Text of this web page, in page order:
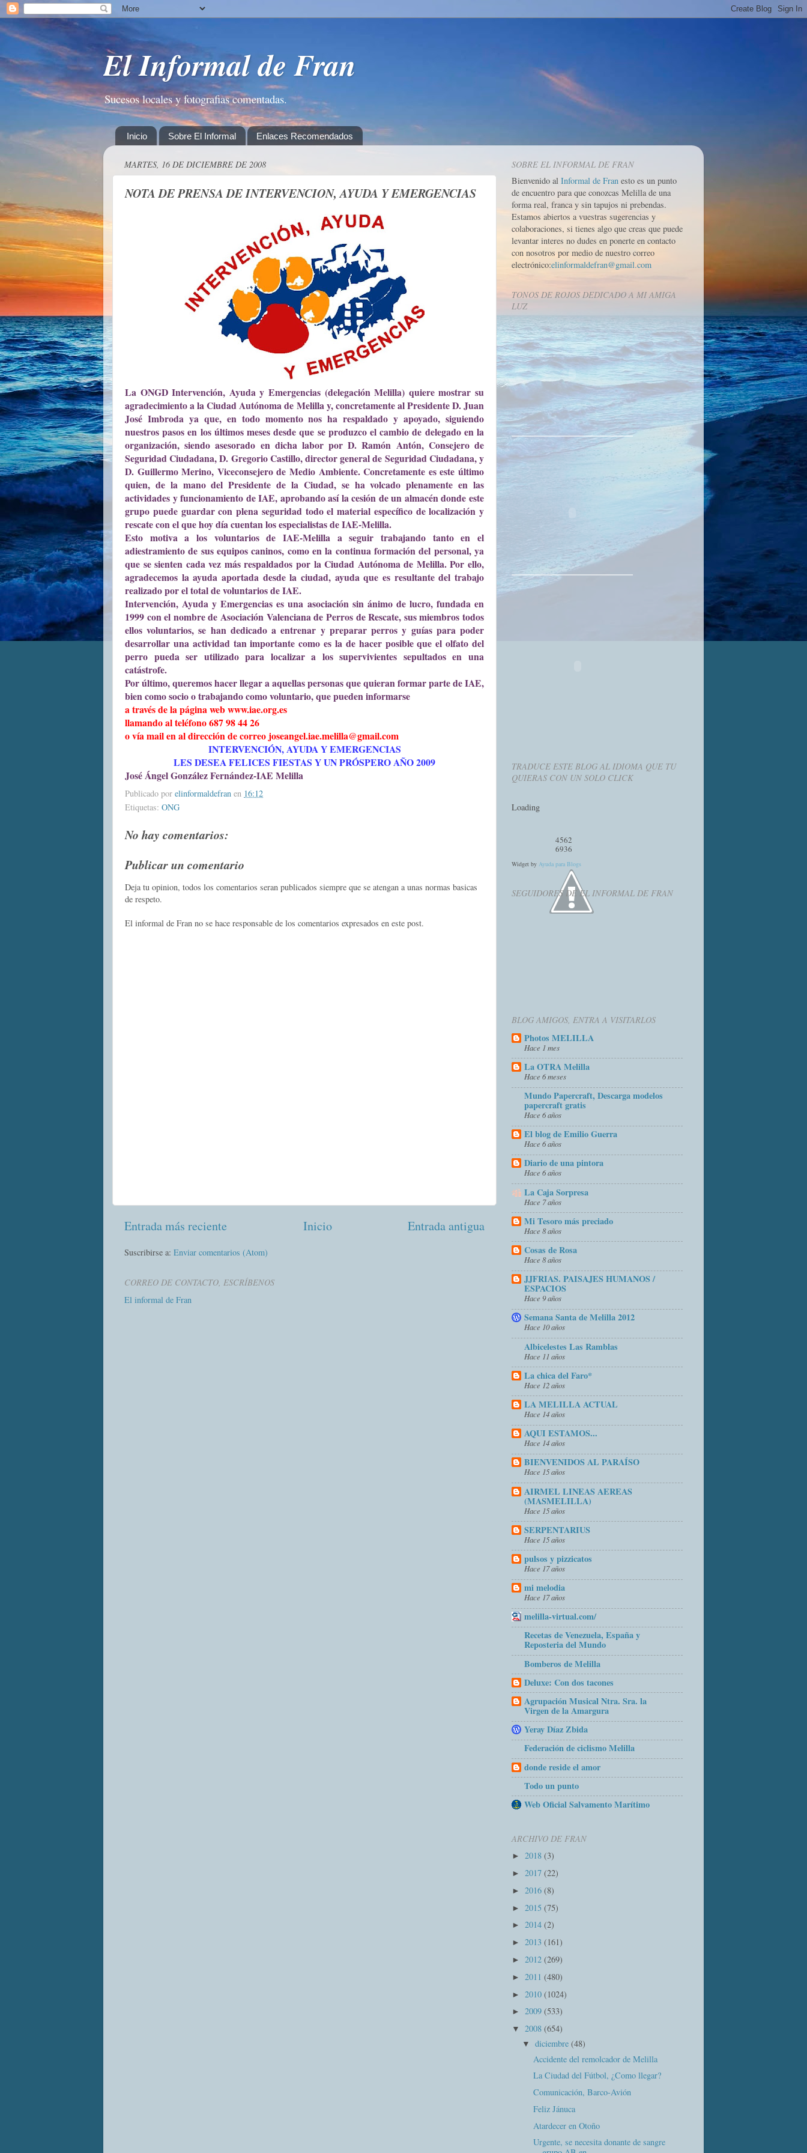
El Informal de Fran
Sucesos locales y fotografias comentadas.
Inicio Sobre El Informal Enlaces Recomendados
MARTES, 16 DE DICIEMBRE DE 2008
NOTA DE PRENSA DE INTERVENCION, AYUDA Y EMERGENCIAS
La ONGD Intervención, Ayuda y Emergencias (delegación Melilla) quiere mostrar su
agradecimiento a la Ciudad Autónoma de Melilla y, concretamente al Presidente D. Juan
José Imbroda ya que, en todo momento nos ha respaldado y apoyado, siguiendo
nuestros pasos en los últimos meses desde que se produzco el cambio de delegado en la
organización, siendo asesorado en dicha labor por D. Ramón Antón, Consejero de
Seguridad Ciudadana, D. Gregorio Castillo, director general de Seguridad Ciudadana, y
D. Guillermo Merino, Viceconsejero de Medio Ambiente. Concretamente es este último
quien, de la mano del Presidente de la Ciudad, se ha volcado plenamente en las
actividades y funcionamiento de IAE, aprobando así la cesión de un almacén donde este
grupo puede guardar con plena seguridad todo el material específico de localización y
rescate con el que hoy día cuentan los especialistas de IAE-Melilla.
Esto motiva a los voluntarios de IAE-Melilla a seguir trabajando tanto en el
adiestramiento de sus equipos caninos, como en la continua formación del personal, ya
que se sienten cada vez más respaldados por la Ciudad Autónoma de Melilla. Por ello,
agradecemos la ayuda aportada desde la ciudad, ayuda que es resultante del trabajo
realizado por el total de voluntarios de IAE.
Intervención, Ayuda y Emergencias es una asociación sin ánimo de lucro, fundada en
1999 con el nombre de Asociación Valenciana de Perros de Rescate, sus miembros todos
ellos voluntarios, se han dedicado a entrenar y preparar perros y guías para poder
desarrollar una actividad tan importante como es la de hacer posible que el olfato del
perro pueda ser utilizado para localizar a los supervivientes sepultados en una
catástrofe.
Por último, queremos hacer llegar a aquellas personas que quieran formar parte de IAE,
bien como socio o trabajando como voluntario, que pueden informarse
a través de la página web www.iae.org.es
llamando al teléfono 687 98 44 26
o vía mail en al dirección de correo joseangel.iae.melilla@gmail.com
INTERVENCIÓN, AYUDA Y EMERGENCIAS
LES DESEA FELICES FIESTAS Y UN PRÓSPERO AÑO 2009
José Ángel González Fernández-IAE Melilla
Publicado por elinformaldefran en 16:12
Etiquetas: ONG
No hay comentarios:
Publicar un comentario
Deja tu opinion, todos los comentarios seran publicados siempre que se atengan a unas normas basicas
de respeto.
El informal de Fran no se hace responsable de los comentarios expresados en este post.
Entrada más reciente Entrada antigua
Inicio
Suscribirse a: Enviar comentarios (Atom)
CORREO DE CONTACTO, ESCRÍBENOS
El informal de Fran
SOBRE EL INFORMAL DE FRAN
Bienvenido al Informal de Fran esto es un punto
de encuentro para que conozcas Melilla de una
forma real, franca y sin tapujos ni prebendas.
Estamos abiertos a vuestras sugerencias y
colaboraciones, si tienes algo que creas que puede
levantar interes no dudes en ponerte en contacto
con nosotros por medio de nuestro correo
electrónico:elinformaldefran@gmail.com
TONOS DE ROJOS DEDICADO A MI AMIGA
LUZ
TRADUCE ESTE BLOG AL IDIOMA QUE TU
QUIERAS CON UN SOLO CLICK
Loading
4562
6936
Widget by Ayuda para Blogs
SEGUIDORES DE EL INFORMAL DE FRAN
BLOG AMIGOS, ENTRA A VISITARLOS
Photos MELILLA
Hace 1 mes
La OTRA Melilla
Hace 6 meses
Mundo Papercraft, Descarga modelos
papercraft gratis
Hace 6 años
El blog de Emilio Guerra
Hace 6 años
Diario de una pintora
Hace 6 años
La Caja Sorpresa
Hace 7 años
Mi Tesoro más preciado
Hace 8 años
Cosas de Rosa
Hace 8 años
JJFRIAS. PAISAJES HUMANOS /
ESPACIOS
Hace 9 años
Semana Santa de Melilla 2012
Hace 10 años
Albicelestes Las Ramblas
Hace 11 años
La chica del Faro*
Hace 12 años
LA MELILLA ACTUAL
Hace 14 años
AQUI ESTAMOS...
Hace 14 años
BIENVENIDOS AL PARAÍSO
Hace 15 años
AIRMEL LINEAS AEREAS
(MASMELILLA)
Hace 15 años
SERPENTARIUS
Hace 15 años
pulsos y pizzicatos
Hace 17 años
mi melodia
Hace 17 años
melilla-virtual.com/
Recetas de Venezuela, España y
Reposteria del Mundo
Bomberos de Melilla
Deluxe: Con dos tacones
Agrupación Musical Ntra. Sra. la
Virgen de la Amargura
Yeray Díaz Zbida
Federación de ciclismo Melilla
donde reside el amor
Todo un punto
Web Oficial Salvamento Marítimo
ARCHIVO DE FRAN
► 2018 (3)
► 2017 (22)
► 2016 (8)
► 2015 (75)
► 2014 (2)
► 2013 (161)
► 2012 (269)
► 2011 (480)
► 2010 (1024)
► 2009 (533)
▼ 2008 (654)
▼diciembre(48)
Accidente del remolcador de Melilla
La Ciudad del Fútbol, ¿Como llegar?
Comunicación, Barco-Avión
Feliz Jánuca
Atardecer en Otoño
Urgente, se necesita donante de sangre